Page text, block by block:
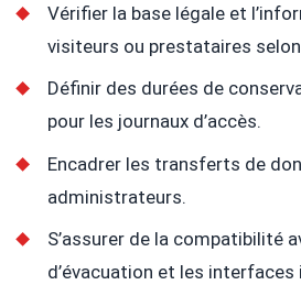
Vérifier la base légale et
visiteurs ou prestataires selon
Définir des durées de
pour les journaux d’accès.
Encadrer les transferts de
administrateurs.
S’assurer de la compatibilité
d’évacuation et les interfaces